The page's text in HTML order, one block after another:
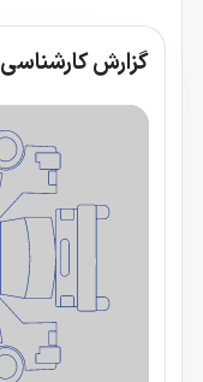
گزارش کارشناسی